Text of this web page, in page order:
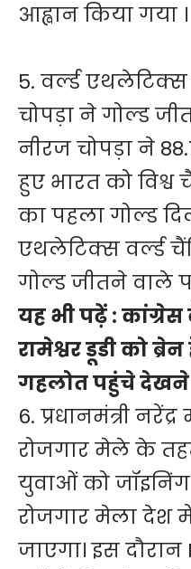
आह्वान किया गया ।
5. वर्ल्ड
चोपड़ा ने गोल्ड
नीरज चोपड़ा ने
हुए भारत को विश्व
का पहला गोल्ड
एथलेटिक्स वर्ल्ड
गोल्ड जीतने वाले
यह भी पढ़ें :
रामेश्वर डूडी को
गहलोत पहुंचे देखने
6. प्रधानमंत्री
रोजगार मेले के
युवाओं को
रोजगार मेला देश
जाएगा। इस